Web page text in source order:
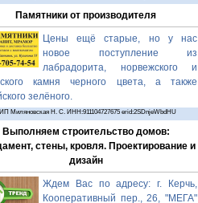
Памятники от производителя
Цены ещё старые, но у нас
новое поступление из
лабрадорита, норвежского и
камня черного цвета, а также
зелёного.
Миляновская Н. С. ИНН:911104727675 erid:2SDnjeWbdHU
Выполняем строительство домов:
стены, кровля. Проектирование и
дизайн
Ждем Вас по адресу: г. Керчь,
Кооперативный пер., 26, "МЕГА"